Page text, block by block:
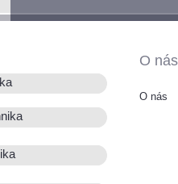
O nás
O nás